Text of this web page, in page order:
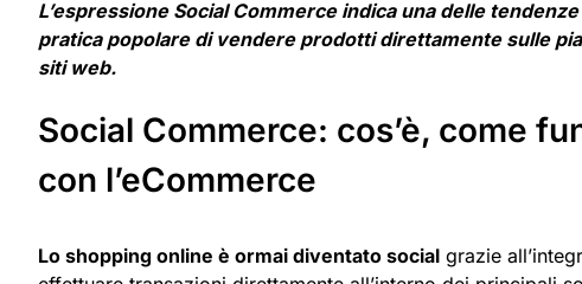
L’espressione Social Commerce indica una delle
pratica popolare di vendere prodotti direttamente sulle
siti web.
Social Commerce: cos’è, come
con l’eCommerce
Lo shopping online è ormai diventato social grazie